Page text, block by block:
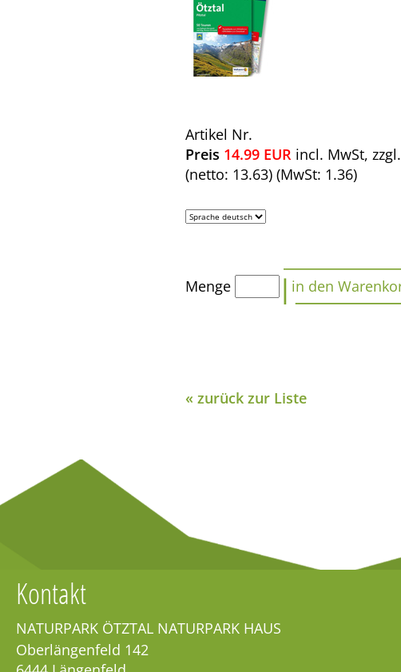
Artikel Nr.
Preis 14.99 EUR incl. MwSt, zzgl.
(netto: 13.63) (MwSt: 1.36)
Menge
« zurück zur Liste
Kontakt
NATURPARK ÖTZTAL NATURPARK HAUS
Oberlängenfeld 142